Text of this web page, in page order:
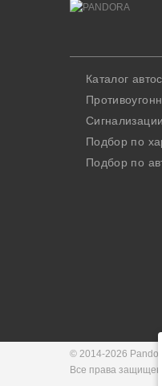
Каталог
Подбор по
Подбор по
© 2014-2026
Все права